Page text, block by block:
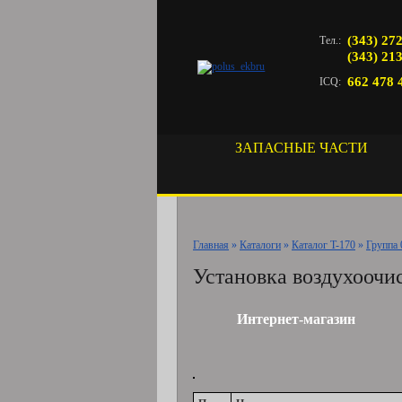
Тел.: (343)
(343)
ICQ: 662 478
ЗАПАСНЫЕ ЧАСТИ
Главная » Каталоги » Каталог T-170 » Группа
Установка
Интернет-магазин